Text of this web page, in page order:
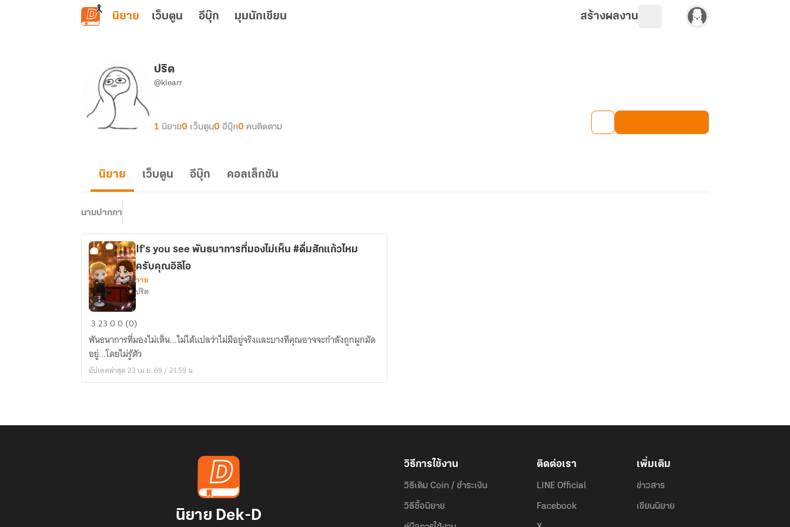
ข้ามไปยังเนื้อหาหลัก
นิยาย เว็บตูน อีบุ๊ก มุมนักเขียน สร้างผลงาน
ปริต
@klearr
1 นิยาย0 เว็บตูน0 อีบุ๊ก0 คนติดตาม
นิยาย เว็บตูน อีบุ๊ก คอลเล็กชัน
นามปากกา
If's
you
see
พันธนาการ
ที่
If's you see พันธนาการที่มองไม่เห็น #ดื่มสักแก้วไหม
ครับคุณอิลิโอ
วาย
ปริต
32300 (0)
พันธนาการที่มองไม่เห็น...ไม่ได้แปลว่าไม่มีอยู่จริงและบางทีคุณอาจจะกำลังถูกผูกมัด
อยู่...โดยไม่รู้ตัว
อัปเดตล่าสุด 23 เม.ย. 69 / 21:59 น.
นิยาย Dek-D
วิธีการใช้งาน
วิธีเติม Coin / ชำระเงิน
วิธีซื้อนิยาย
ติดต่อเรา
LINE Official
Facebook
เพิ่มเติม
ข่าวสาร
เขียนนิยาย